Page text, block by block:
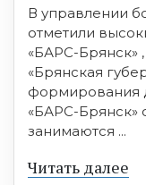
В управлении
отметили
«БАРС-Брянск»
«Брянская
формирования
«БАРС-Брянск»
занимаются ...
Читать далее